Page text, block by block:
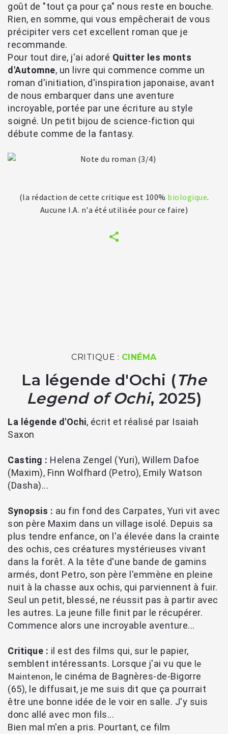
goût de "tout ça pour ça" nous reste en bouche.
Rien, en somme, qui vous empêcherait de vous
précipiter vers cet excellent roman que je
recommande.
Pour tout dire, j'ai adoré Quitter les monts
d'Automne, un livre qui commence comme un
roman d'initiation, d'inspiration japonaise, avant
de nous embarquer dans une aventure
incroyable, portée par une écriture au style
soigné. Un petit bijou de science-fiction qui
débute comme de la fantasy.
(la rédaction de cette critique est 100% biologique.
Aucune I.A. n'a été utilisée pour ce faire)
CRITIQUE : CINÉMA
La légende d'Ochi (The
Legend of Ochi, 2025)
La légende d'Ochi, écrit et réalisé par Isaiah
Saxon
Casting : Helena Zengel (Yuri), Willem Dafoe
(Maxim), Finn Wolfhard (Petro), Emily Watson
(Dasha)...
Synopsis : au fin fond des Carpates, Yuri vit avec
son père Maxim dans un village isolé. Depuis sa
plus tendre enfance, on l'a élevée dans la crainte
des ochis, ces créatures mystérieuses vivant
dans la forêt. A la tête d'une bande de gamins
armés, dont Petro, son père l'emmène en pleine
nuit à la chasse aux ochis, qui parviennent à fuir.
Seul un petit, blessé, ne réussit pas à partir avec
les autres. La jeune fille finit par le récupérer.
Commence alors une incroyable aventure...
Critique : il est des films qui, sur le papier,
semblent intéressants. Lorsque j'ai vu que le
Maintenon, le cinéma de Bagnères-de-Bigorre
(65), le diffusait, je me suis dit que ça pourrait
être une bonne idée de le voir en salle. J'y suis
donc allé avec mon fils...
Bien mal m'en a pris. Pourtant, ce film